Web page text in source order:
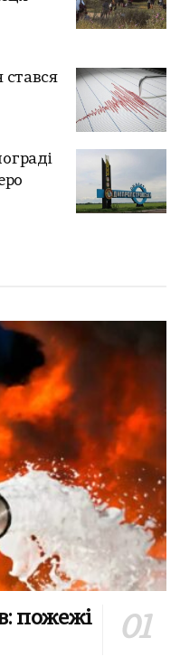
стався
пожежі